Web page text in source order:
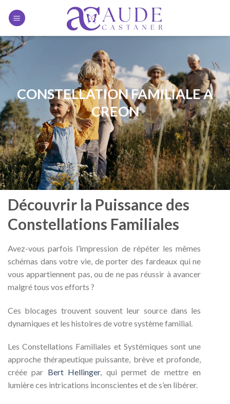
CONSTELLATION FAMILIALE A
CREON
Découvrir la Puissance des
Constellations Familiales
Avez-vous parfois l’impression de répéter les mêmes
schémas dans votre vie, de porter des fardeaux qui ne
vous appartiennent pas, ou de ne pas réussir à avancer
malgré tous vos efforts ?
Ces blocages trouvent souvent leur source dans les
dynamiques et les histoires de votre système familial.
Les Constellations Familiales et Systémiques sont une
approche thérapeutique puissante, brève et profonde,
créée par Bert Hellinger, qui permet de mettre en
lumière ces intrications inconscientes et de s’en libérer.